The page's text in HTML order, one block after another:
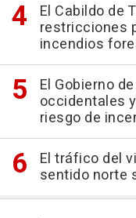
El Cabildo de
restricciones
incendios
El Gobierno
occidentales
riesgo de
El tráfico del
sentido norte